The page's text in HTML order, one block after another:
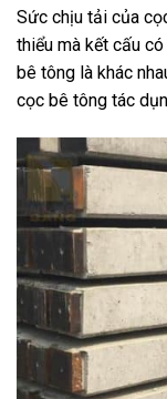
Sức chịu tải của
thiểu mà kết cấu
bê tông là khác
cọc bê tông tác